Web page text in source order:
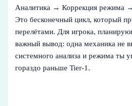
Аналитика → Коррекция режима
Это бесконечный цикл, который
перелётами. Для игрока,
важный вывод: одна механика не
системного анализа и режима ты
гораздо раньше Tier‑1.